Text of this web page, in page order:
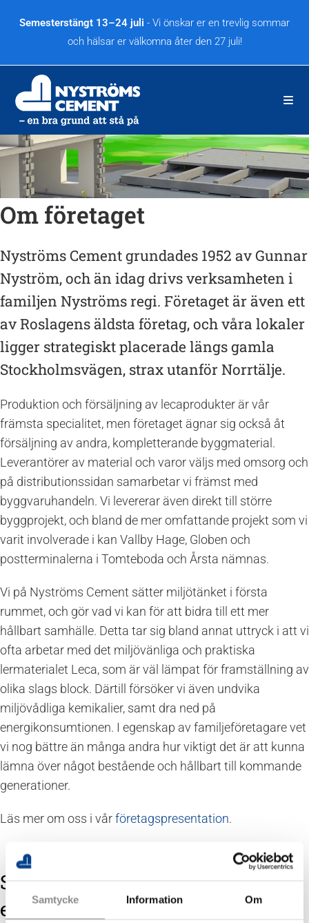
Samtycke Information Om
Semesterstängt 13–24 juli - Vi önskar er en trevlig sommar
och hälsar er välkomna åter den 27 juli!
Om företaget
Nyströms Cement grundades 1952 av Gunnar
Nyström, och än idag drivs verksamheten i
familjen Nyströms regi. Företaget är även ett
av Roslagens äldsta företag, och våra lokaler
ligger strategiskt placerade längs gamla
Stockholmsvägen, strax utanför Norrtälje.
Produktion och försäljning av lecaprodukter är vår
främsta specialitet, men företaget ägnar sig också åt
försäljning av andra, kompletterande byggmaterial.
Leverantörer av material och varor väljs med omsorg och
på distributionssidan samarbetar vi främst med
byggvaruhandeln. Vi levererar även direkt till större
byggprojekt, och bland de mer omfattande projekt som vi
varit involverade i kan Vallby Hage, Globen och
postterminalerna i Tomteboda och Årsta nämnas.
Vi på Nyströms Cement sätter miljötänket i första
rummet, och gör vad vi kan för att bidra till ett mer
hållbart samhälle. Detta tar sig bland annat uttryck i att vi
ofta arbetar med det miljövänliga och praktiska
lermaterialet Leca, som är väl lämpat för framställning av
olika slags block. Därtill försöker vi även undvika
miljövådliga kemikalier, samt dra ned på
energikonsumtionen. I egenskap av familjeföretagare vet
vi nog bättre än många andra hur viktigt det är att kunna
lämna över något bestående och hållbart till kommande
generationer.
Läs mer om oss i vårföretagspresentation.
Stor lagerkapacitet och logistik i
egen regi